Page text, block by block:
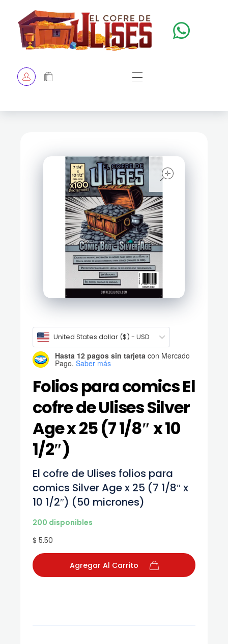
TIENDA
Folios para comics El
cofre de Ulises Silver
Age x 25 (7 1/8″ x 10
1/2″)
$ 5.50
United States dollar ($) - USD
El cofre de Ulises folios para
comics Silver Age x 25 (7 1/8″ x
10 1/2″) (50 micrones)
200 disponibles
Hasta 12 pagos sin tarjeta con Mercado
Pago. Saber más
Agregar Al Carrito